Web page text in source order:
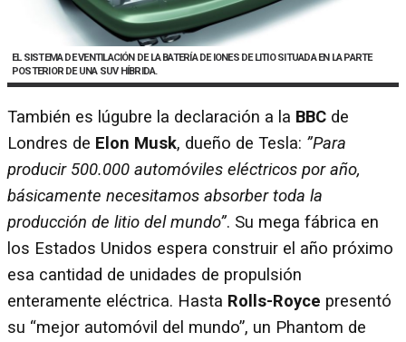
EL SISTEMA DE VENTILACIÓN DE LA BATERÍA DE IONES DE LITIO SITUADA EN LA PARTE
POSTERIOR DE UNA SUV HÍBRIDA.
También es lúgubre la declaración a la BBC de
Londres de Elon Musk, dueño de Tesla: ”Para
producir 500.000 automóviles eléctricos por año,
básicamente necesitamos absorber toda la
producción de litio del mundo”. Su mega fábrica en
los Estados Unidos espera construir el año próximo
esa cantidad de unidades de propulsión
enteramente eléctrica. Hasta Rolls-Royce presentó
su “mejor automóvil del mundo”, un Phantom de